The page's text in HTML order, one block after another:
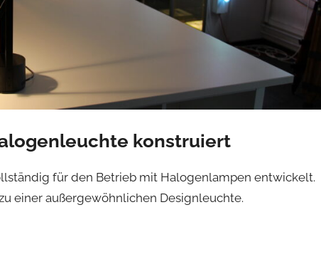
konstruiert
für den Betrieb mit Halogenlampen entwickelt.
einer außergewöhnlichen Designleuchte.